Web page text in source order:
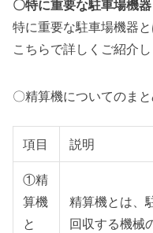
〇特に重要な駐車場機
特に重要な駐車場機器
こちらで詳しくご紹介し
〇精算機についてのま
項目 説明
①精
算機
と
精算機とは、
回収する機械